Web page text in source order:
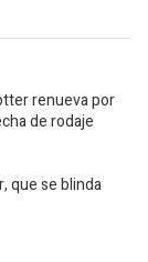
renueva por
de rodaje
que se blinda